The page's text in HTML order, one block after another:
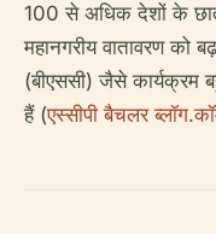
100 से अधिक देशों के
महानगरीय वातावरण को
(बीएससी) जैसे कार्यक्रम
हैं (एस्सीपी बैचलर